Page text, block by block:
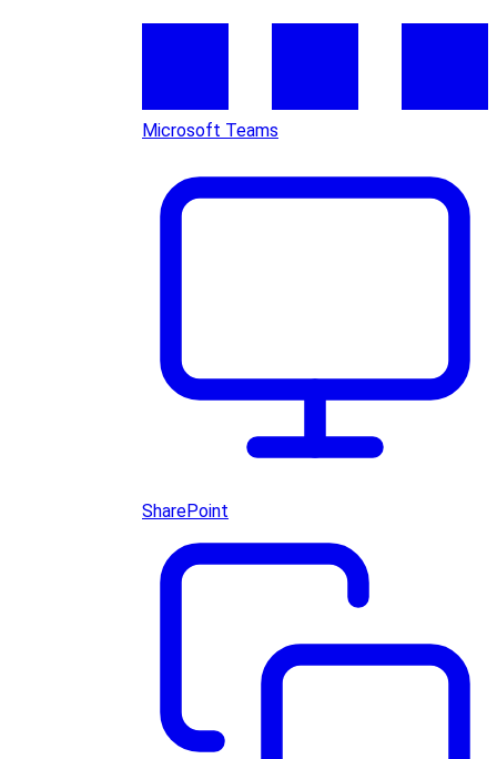
Microsoft Teams
SharePoint